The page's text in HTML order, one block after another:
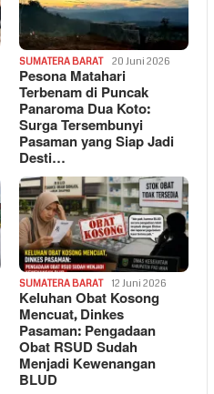
SUMATERA BARAT 20 Juni 2026
Pesona Matahari
Terbenam di Puncak
Panaroma Dua Koto:
Surga Tersembunyi
Pasaman yang Siap Jadi
Desti…
SUMATERA BARAT 12 Juni 2026
Keluhan Obat Kosong
Mencuat, Dinkes
Pasaman: Pengadaan
Obat RSUD Sudah
Menjadi Kewenangan
BLUD